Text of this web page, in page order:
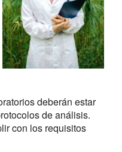
deberán estar
de análisis.
con los requisitos